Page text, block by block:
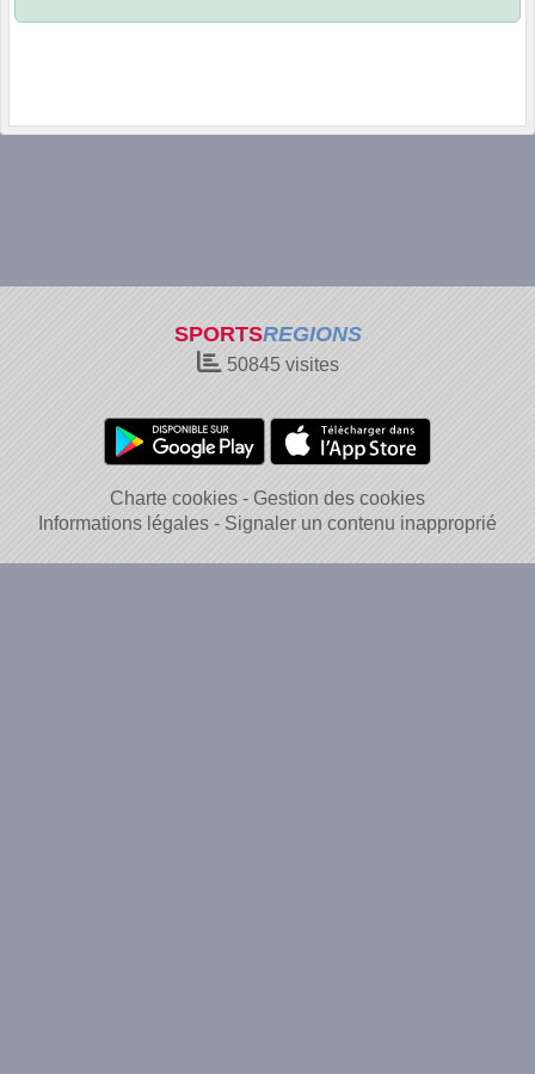
SPORTSREGIONS
50845visites
Charte cookies
Gestion des cookies
Informations légales
Signaler un contenu inapproprié